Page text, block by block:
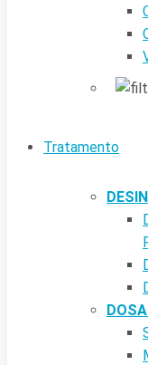
Tratamento